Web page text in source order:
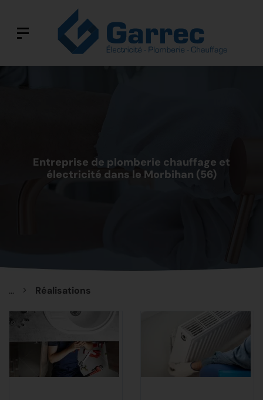
Entreprise de plomberie chauffage et
électricité dans le Morbihan (56)
... Réalisations